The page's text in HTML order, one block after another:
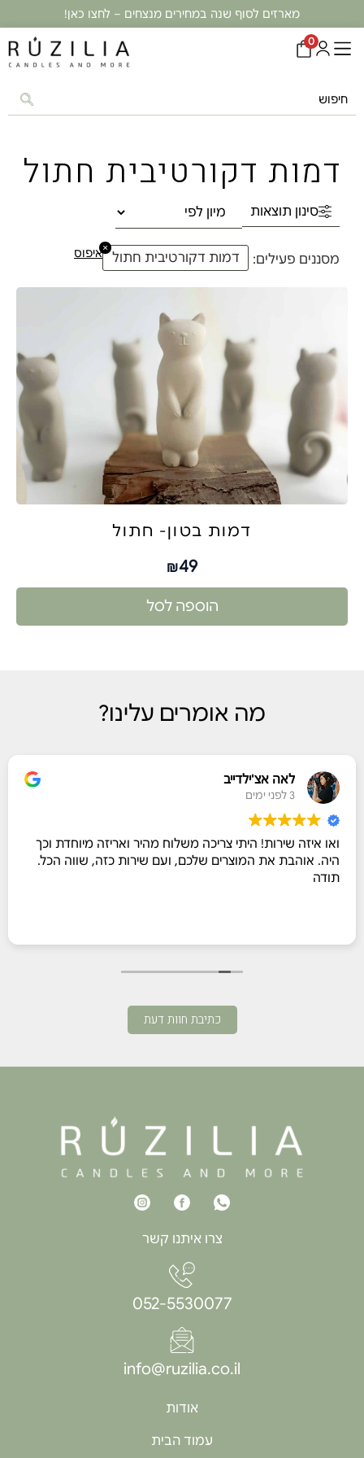
מארזים לסוף שנה במחירים מנצחים – לחצו כאן!
0
דמות דקורטיבית חתול
סינון תוצאות
מסננים פעילים: דמות דקורטיבית חתול
×איפוס
דמות בטון- חתול
₪49
הוספה לסל
מה אומרים עלינו?
לאה אצ'ילדייב
3 לפני ימים
ואו איזה שירות! היתי צריכה משלוח מהיר ואריזה מיוחדת וכך
היה. אוהבת את המוצרים שלכם, ועם שירות כזה, שווה הכל.
תודה
כתיבת חוות דעת
צרו איתנו קשר
052-5530077
info@ruzilia.co.il
אודות
עמוד הבית